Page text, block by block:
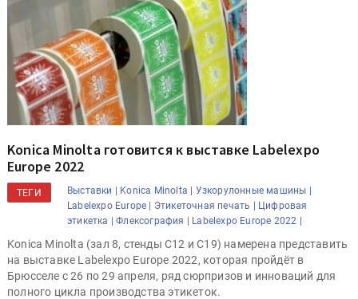
Konica Minolta готовится к выставке Labelexpo
Europe 2022
ТЕГИ Выставки | Konica Minolta | Узкорулонные машины |
Labelexpo Europe | Этикеточная печать | Цифровая
этикетка | Флексография | Labelexpo Europe 2022 |
Konica Minolta (зал 8, стенды C12 и C19) намерена представить
на выставке Labelexpo Europe 2022, которая пройдёт в
Брюсселе с 26 по 29 апреля, ряд сюрпризов и инноваций для
полного цикла производства этикеток.